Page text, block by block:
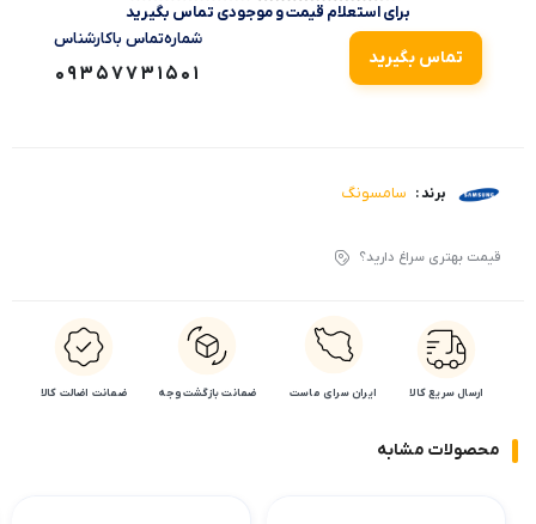
برای استعلام قیمت و موجودی تماس بگیرید
تماس بگیرید
شماره‌تماس‌ با‌کارشناس
09357731501
برند : سامسونگ
قیمت بهتری سراغ دارید؟
ارسال سریع کالا ایران سرای ماست ضمانت بازگشت وجه ضمانت اضالت کالا
محصولات مشابه